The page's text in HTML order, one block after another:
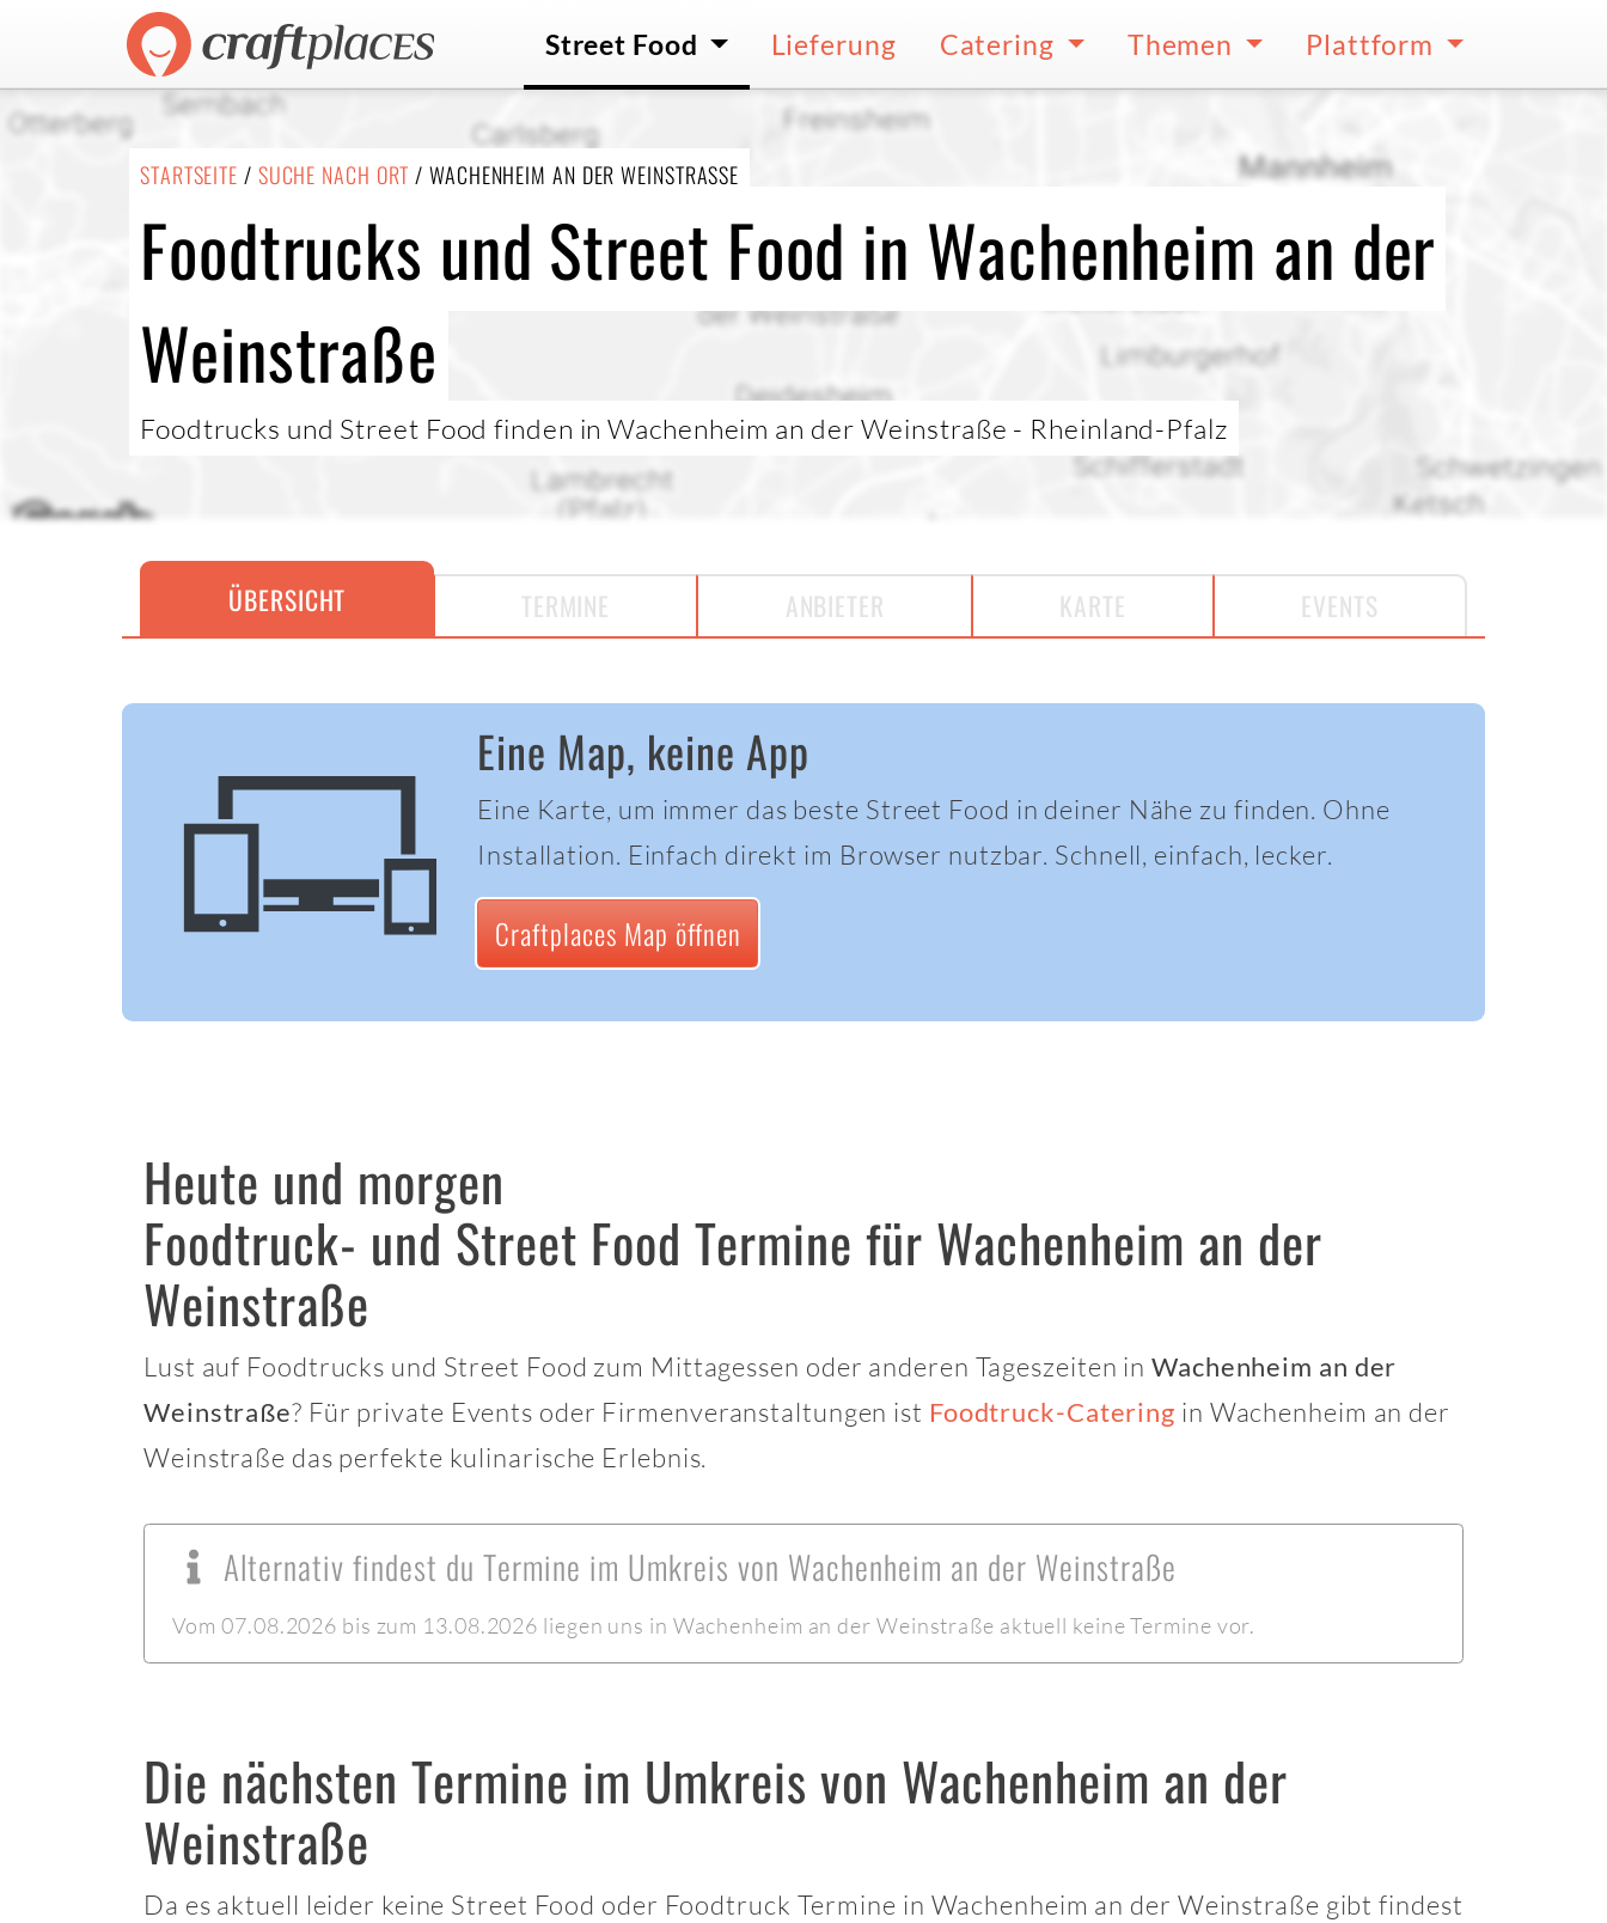
Street Food Lieferung Catering Themen Plattform
STARTSEITE / SUCHE NACH ORT / WACHENHEIM AN DER WEINSTRASSE
Foodtrucks und Street Food in Wachenheim an der
Weinstraße
Foodtrucks und Street Food finden in Wachenheim an der Weinstraße - Rheinland-Pfalz
ÜBERSICHT TERMINE ANBIETER KARTE EVENTS
Eine Map, keine App
Eine Karte, um immer das beste Street Food in deiner Nähe zu finden. Ohne
Installation. Einfach direkt im Browser nutzbar. Schnell, einfach, lecker.
Craftplaces Map öffnen
Heute und morgen
Foodtruck- und Street Food Termine für Wachenheim an der
Weinstraße
Lust auf Foodtrucks und Street Food zum Mittagessen oder anderen Tageszeiten inWachenheim an der
Weinstraße? Für private Events oder Firmenveranstaltungen ist Foodtruck-Catering in Wachenheim an der
Weinstraße das perfekte kulinarische Erlebnis.
Alternativ findest du Termine im Umkreis von Wachenheim an der Weinstraße
Vom 07.08.2026 bis zum 13.08.2026 liegen uns in Wachenheim an der Weinstraße aktuell keine Termine vor.
Die nächsten Termine im Umkreis von Wachenheim an der
Weinstraße
Da es aktuell leider keine Street Food oder Foodtruck Termine in Wachenheim an der Weinstraße gibt findest